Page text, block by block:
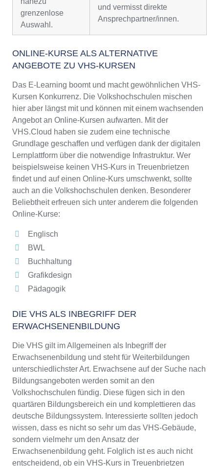
grenzenlose
Auswahl.
und vermisst direkte
Ansprechpartner/innen.
ONLINE-KURSE ALS ALTERNATIVE
ANGEBOTE ZU VHS-KURSEN
Das E-Learning boomt und macht gewöhnlichen VHS-
Kursen Konkurrenz. Die Volkshochschulen mischen
hier aber längst mit und können mit einem wachsenden
Angebot an Online-Kursen aufwarten. Mit der
VHS.Cloud haben sie zudem eine technische
Grundlage geschaffen und verfügen dank der digitalen
Lernplattform über die notwendige Infrastruktur. Wer
beispielsweise keinen VHS-Kurs in Treuenbrietzen
findet und auf einen Online-Kurs umschwenkt, sollte
auch an die Volkshochschulen denken. Besonderer
Beliebtheit erfreuen sich unter anderem die folgenden
Online-Kurse:
Englisch
BWL
Buchhaltung
Grafikdesign
Pädagogik
DIE VHS ALS INBEGRIFF DER
ERWACHSENENBILDUNG
Die VHS gilt im Allgemeinen als Inbegriff der
Erwachsenenbildung und steht für Weiterbildungen
unterschiedlichster Art. Erwachsene auf der Suche nach
Bildungsangeboten werden somit an den
Volkshochschulen fündig. Diese fügen sich in den
quartären Bildungsbereich ein und komplettieren das
deutsche Bildungssystem. Interessierte sollten jedoch
wissen, dass es nicht so sehr um das VHS-Gebäude,
sondern vielmehr um den Ansatz der
Erwachsenenbildung geht. Folglich ist es auch nicht
entscheidend, ob ein VHS-Kurs in Treuenbrietzen